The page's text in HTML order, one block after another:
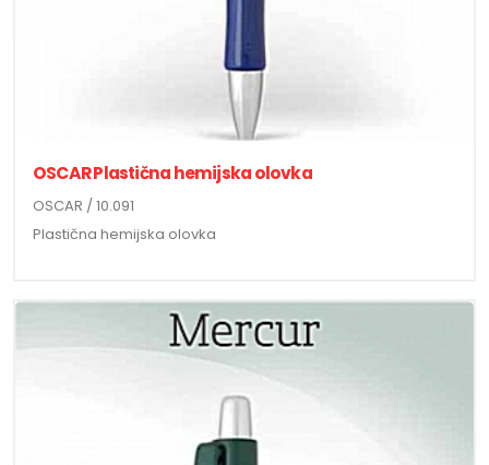
OSCAR Plastična hemijska olovka
OSCAR / 10.091
Plastična hemijska olovka